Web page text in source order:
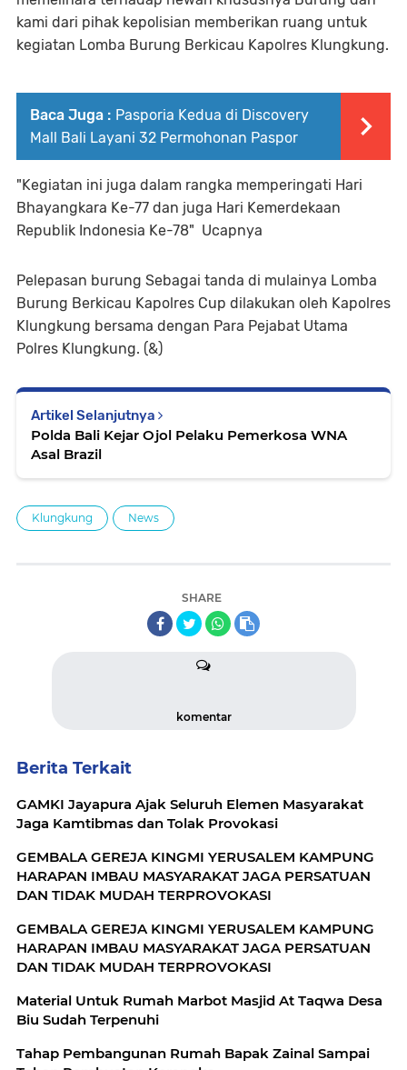
kami dari pihak kepolisian memberikan ruang untuk
kegiatan Lomba Burung Berkicau Kapolres Klungkung.
Baca Juga : Pasporia Kedua di Discovery
Mall Bali Layani 32 Permohonan Paspor
"Kegiatan ini juga dalam rangka memperingati Hari
Bhayangkara Ke-77 dan juga Hari Kemerdekaan
Republik Indonesia Ke-78" Ucapnya
Pelepasan burung Sebagai tanda di mulainya Lomba
Burung Berkicau Kapolres Cup dilakukan oleh Kapolres
Klungkung bersama dengan Para Pejabat Utama
Polres Klungkung. (&)
Artikel Selanjutnya
Polda Bali Kejar Ojol Pelaku Pemerkosa WNA
Asal Brazil
Klungkung News
SHARE
komentar
Berita Terkait
GAMKI Jayapura Ajak Seluruh Elemen Masyarakat
Jaga Kamtibmas dan Tolak Provokasi
GEMBALA GEREJA KINGMI YERUSALEM KAMPUNG
HARAPAN IMBAU MASYARAKAT JAGA PERSATUAN
DAN TIDAK MUDAH TERPROVOKASI
GEMBALA GEREJA KINGMI YERUSALEM KAMPUNG
HARAPAN IMBAU MASYARAKAT JAGA PERSATUAN
DAN TIDAK MUDAH TERPROVOKASI
Material Untuk Rumah Marbot Masjid At Taqwa Desa
Biu Sudah Terpenuhi
Tahap Pembangunan Rumah Bapak Zainal Sampai